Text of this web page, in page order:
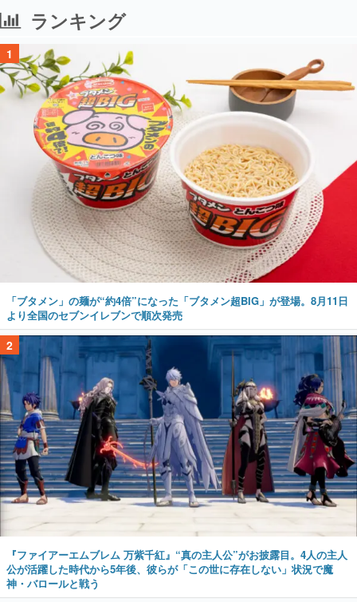
ランキング
1
「ブタメン」の麺が“約4倍”になった「ブタメン超BIG」が登場。8月11日
より全国のセブンイレブンで順次発売
2
『ファイアーエムブレム 万紫千紅』“真の主人公”がお披露目。4人の主人
公が活躍した時代から5年後、彼らが「この世に存在しない」状況で魔
神・バロールと戦う